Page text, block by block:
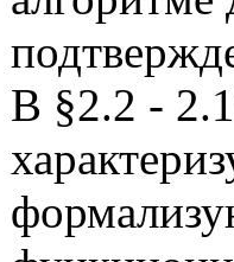
В §2.2 -